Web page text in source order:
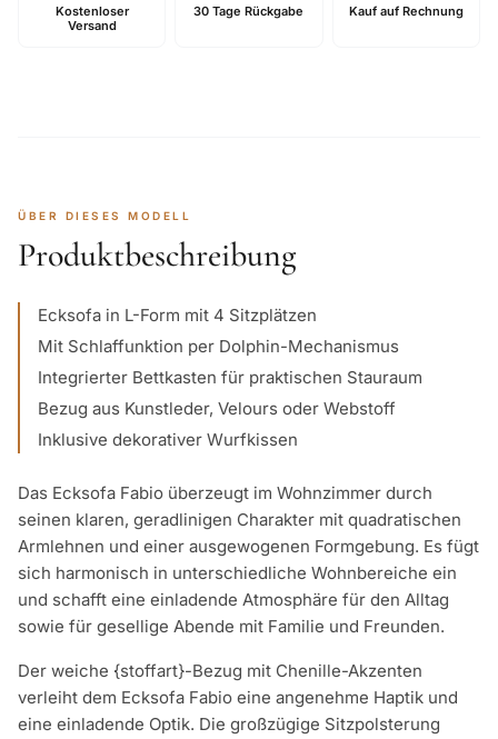
Kostenloser
Versand
30 Tage Rückgabe Kauf auf Rechnung
ÜBER DIESES MODELL
Produktbeschreibung
Ecksofa in L-Form mit 4 Sitzplätzen
Mit Schlaffunktion per Dolphin-Mechanismus
Integrierter Bettkasten für praktischen Stauraum
Bezug aus Kunstleder, Velours oder Webstoff
Inklusive dekorativer Wurfkissen
Das Ecksofa Fabio überzeugt im Wohnzimmer durch
seinen klaren, geradlinigen Charakter mit quadratischen
Armlehnen und einer ausgewogenen Formgebung. Es fügt
sich harmonisch in unterschiedliche Wohnbereiche ein
und schafft eine einladende Atmosphäre für den Alltag
sowie für gesellige Abende mit Familie und Freunden.
Der weiche {stoffart}-Bezug mit Chenille-Akzenten
verleiht dem Ecksofa Fabio eine angenehme Haptik und
eine einladende Optik. Die großzügige Sitzpolsterung